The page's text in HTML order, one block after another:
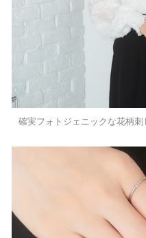
確実フォトジェニックな花柄